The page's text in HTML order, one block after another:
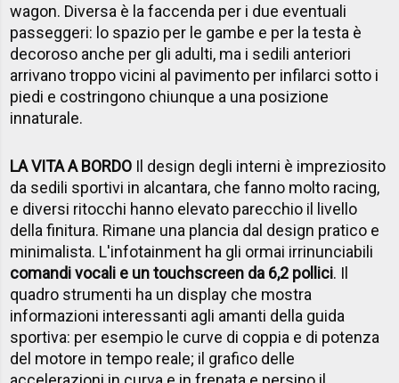
wagon. Diversa è la faccenda per i due eventuali
passeggeri: lo spazio per le gambe e per la testa è
decoroso anche per gli adulti, ma i sedili anteriori
arrivano troppo vicini al pavimento per infilarci sotto i
piedi e costringono chiunque a una posizione
innaturale.
LA VITA A BORDO Il design degli interni è impreziosito
da sedili sportivi in alcantara, che fanno molto racing,
e diversi ritocchi hanno elevato parecchio il livello
della finitura. Rimane una plancia dal design pratico e
minimalista. L'infotainment ha gli ormai irrinunciabili
comandi vocali e un touchscreen da 6,2 pollici. Il
quadro strumenti ha un display che mostra
informazioni interessanti agli amanti della guida
sportiva: per esempio le curve di coppia e di potenza
del motore in tempo reale; il grafico delle